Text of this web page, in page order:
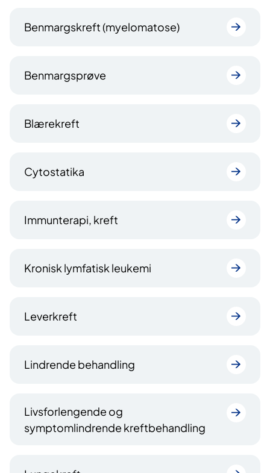
Benmargskreft (myelomatose)
Benmargsprøve
Blærekreft
Cytostatika
Immunterapi, kreft
Kronisk lymfatisk leukemi
Leverkreft
Lindrende behandling
Livsforlengende og
symptomlindrende kreftbehandling